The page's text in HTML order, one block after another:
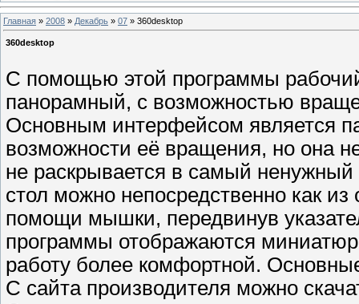
Главная » 2008 » Декабрь » 07 » 360desktop
360desktop
С помощью этой программы
панорамный, с возможностью
Основным интерфейсом является
возможности её вращения, но она
не раскрывается в самый
стол можно непосредственно как
помощи мышки, передвинув
программы отображаются
работу более комфортной.
С сайта производителя можно